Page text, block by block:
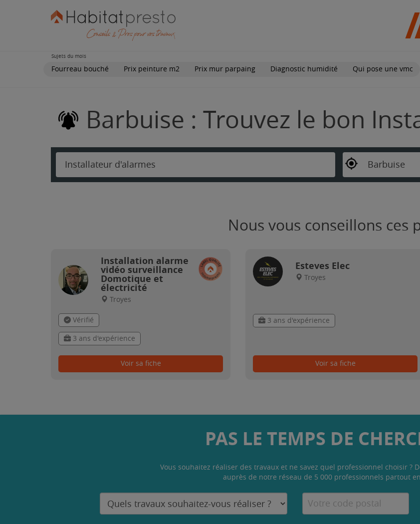
Sujets du mois
Fourreau bouché Prix peinture m2 Prix mur parpaing Diagnostic humidité Qui pose une vmc
Barbuise : Trouvez le bon
Installateur d'alarmes Barbuise
Nous vous conseillons ces
Installation alarme
vidéo surveillance
Domotique et
électricité
Troyes
Vérifié
3 ans d'expérience
Voir sa fiche
Esteves Elec
Troyes
3 ans d'expérience
Voir sa fiche
PAS LE TEMPS DE
Vous souhaitez réaliser des travaux et ne savez quel professionnel choisir ?
auprès de notre réseau de 5 000 professionnels partout